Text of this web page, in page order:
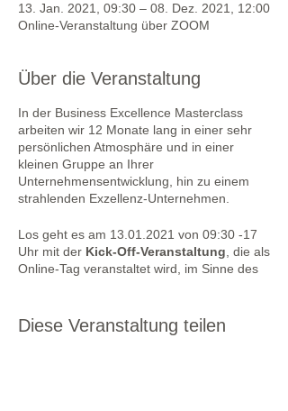
13. Jan. 2021, 09:30 – 08. Dez. 2021, 12:00
Online-Veranstaltung über ZOOM
Über die Veranstaltung
In der Business Excellence Masterclass
arbeiten wir 12 Monate lang in einer sehr
persönlichen Atmosphäre und in einer
kleinen Gruppe an Ihrer
Unternehmensentwicklung, hin zu einem
strahlenden Exzellenz-Unternehmen.
Los geht es am 13.01.2021 von 09:30 -17
Uhr mit der Kick-Off-Veranstaltung , die als
Online-Tag veranstaltet wird, im Sinne des
Corona-Lage gerne auch als
Präsenzveranstaltung in unseren schönen
Diese Veranstaltung teilen